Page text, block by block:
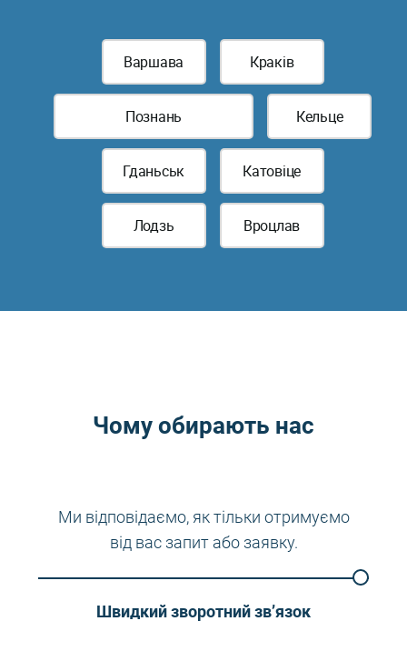
Варшава Краків
Познань Кельце
Гданьськ Катовіце
Лодзь Вроцлав
Чому обирають нас
Ми відповідаємо, як тільки отримуємо
від вас запит або заявку.
Швидкий зворотний зв’язок